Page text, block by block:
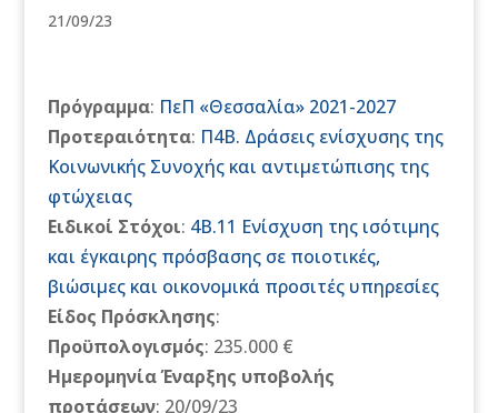
21/09/23
Πρόγραμμα: ΠεΠ «Θεσσαλία» 2021-2027
Προτεραιότητα: Π4Β. Δράσεις ενίσχυσης της
Κοινωνικής Συνοχής και αντιμετώπισης της
φτώχειας
Ειδικοί Στόχοι: 4Β.11 Ενίσχυση της ισότιμης
και έγκαιρης πρόσβασης σε ποιοτικές,
βιώσιμες και οικονομικά προσιτές υπηρεσίες
Είδος Πρόσκλησης:
Προϋπολογισμός: 235.000 €
Ημερομηνία Έναρξης υποβολής
προτάσεων: 20/09/23